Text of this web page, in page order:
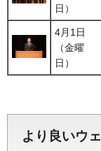
日）
4月1日
（金曜
日）
より良いウ